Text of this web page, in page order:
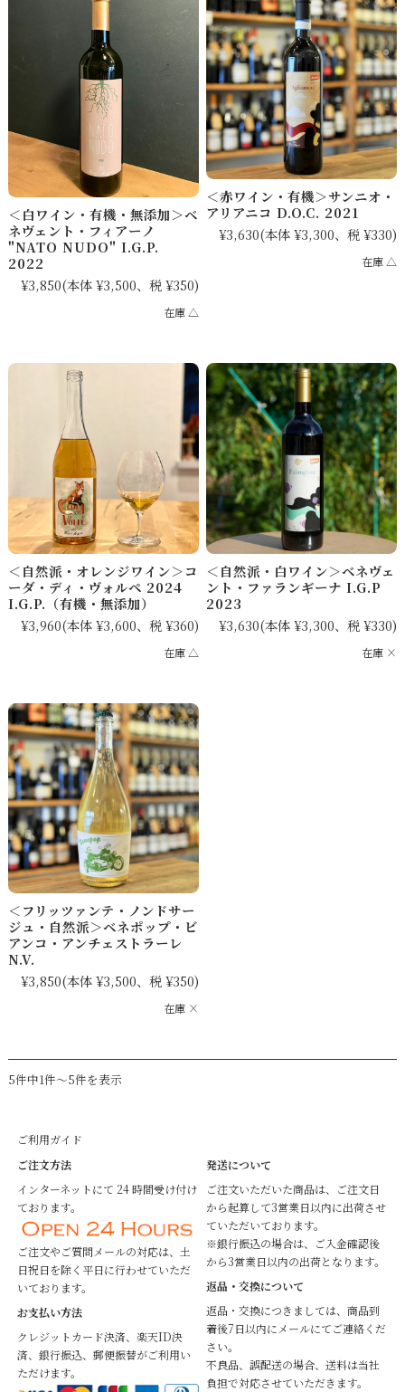
＜白ワイン・有機・無添加＞ベ
ネヴェント・フィアーノ
"NATO NUDO" I.G.P.
2022
¥3,850(本体 ¥3,500、税 ¥350)
在庫 △
＜赤ワイン・有機＞サンニオ・
アリアニコ D.O.C. 2021
¥3,630(本体 ¥3,300、税 ¥330)
在庫 △
＜自然派・オレンジワイン＞コ
ーダ・ディ・ヴォルペ 2024
I.G.P.（有機・無添加）
¥3,960(本体 ¥3,600、税 ¥360)
在庫 △
＜自然派・白ワイン＞ベネヴェ
ント・ファランギーナ I.G.P
2023
¥3,630(本体 ¥3,300、税 ¥330)
在庫 ×
＜フリッツァンテ・ノンドサー
ジュ・自然派＞ベネポップ・ビ
アンコ・アンチェストラーレ
N.V.
¥3,850(本体 ¥3,500、税 ¥350)
在庫 ×
5件中1件～5件を表示
ご利用ガイド
ご注文方法
インターネットにて 24 時間受け付け
ております。
ご注文やご質問メールの対応は、土
日祝日を除く平日に行わせていただ
いております。
お支払い方法
クレジットカード決済、楽天ID決
済、銀行振込、郵便振替がご利用い
ただけます。
発送について
ご注文いただいた商品は、ご注文日
から起算して3営業日以内に出荷させ
ていただいております。
※銀行振込の場合は、ご入金確認後
から3営業日以内の出荷となります。
返品・交換について
返品・交換につきましては、商品到
着後7日以内にメールにてご連絡くだ
さい。
不良品、誤配送の場合、送料は当社
負担で対応させていただきます。